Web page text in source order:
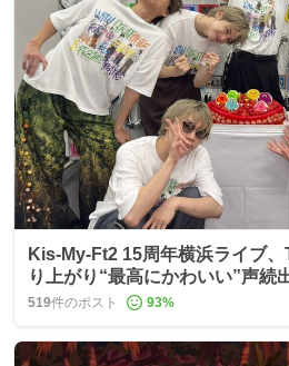
Kis-My-Ft2 15周年横浜ライブ
り上がり“最高にかわいい”声続
519件のポスト 93%